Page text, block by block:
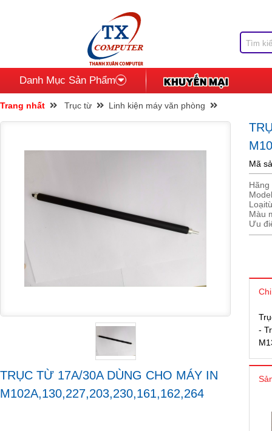
Danh Mục Sản Phẩm
Trang nhất Trục từ Linh kiện máy văn phòng
TRỤC TỪ 17A/30A DÙNG CHO MÁY IN
M102A,130,227,203,230,161,162,264
Mã
Hãng
Màu
Ưu
-